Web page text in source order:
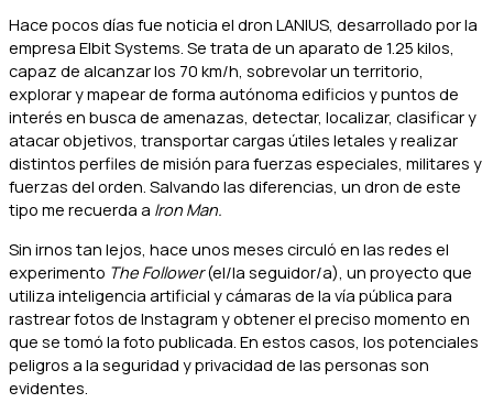
Hace pocos días fue noticia el dron LANIUS, desarrollado por la
empresa Elbit Systems. Se trata de un aparato de 1.25 kilos,
capaz de alcanzar los 70 km/h, sobrevolar un territorio,
explorar y mapear de forma autónoma edificios y puntos de
interés en busca de amenazas, detectar, localizar, clasificar y
atacar objetivos, transportar cargas útiles letales y realizar
distintos perfiles de misión para fuerzas especiales, militares y
fuerzas del orden. Salvando las diferencias, un dron de este
tipo me recuerda a Iron Man.
Sin irnos tan lejos, hace unos meses circuló en las redes el
experimento The Follower(el/la seguidor/a), un proyecto que
utiliza inteligencia artificial y cámaras de la vía pública para
rastrear fotos de Instagram y obtener el preciso momento en
que se tomó la foto publicada. En estos casos, los potenciales
peligros a la seguridad y privacidad de las personas son
evidentes.